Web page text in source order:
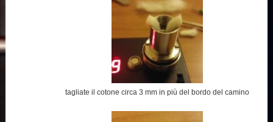
tagliate il cotone circa 3 mm in più del bordo del camino